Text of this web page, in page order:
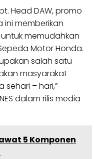
Head DAW, promo
memberikan
memudahkan
Motor Honda.
salah satu
masyarakat
sehari – hari,”
dalam rilis media
5 Komponen